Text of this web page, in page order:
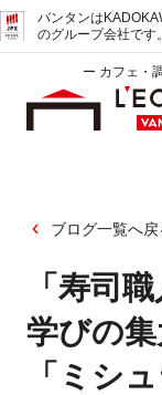
バンタンは
のグループ会社です。
ー カフェ・
ブログ一覧へ戻
「寿司
学びの集
「ミシ